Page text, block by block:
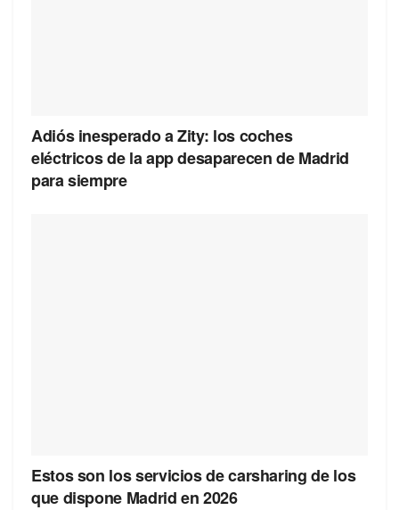
Adiós inesperado a Zity: los coches
eléctricos de la app desaparecen de Madrid
para siempre
Estos son los servicios de carsharing de los
que dispone Madrid en 2026